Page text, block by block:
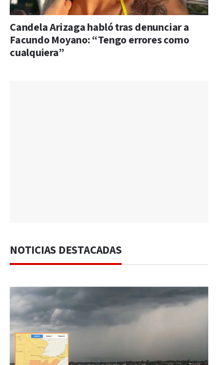
Candela Arizaga habló tras denunciar a
Facundo Moyano: “Tengo errores como
cualquiera”
NOTICIAS DESTACADAS